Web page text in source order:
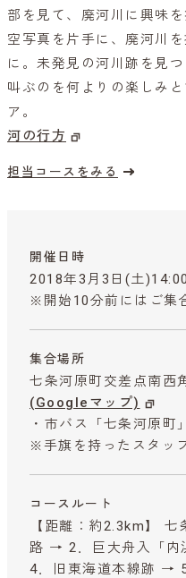
部を見て、廃河川に興味
空写真を片手に、廃河川
に。未発見の河川跡を見
叫ぶのを何よりの楽しみ
ア。
河の行方
担当コースをみる
開催日時
2018年3月3日(土
※開始10分前にはご集
集合場所
七条河原町交差点南西
(Googleマップ)
・市バス「七条河原町
※手旗を持ったスタッ
コースルート
【距離：約2.3km】
路 → 2．巨大舟入「
4．旧東海道本線跡 →